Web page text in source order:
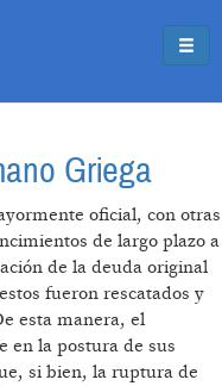
Griega
oficial, con otras
de largo plazo a
de la deuda original
fueron rescatados y
esta manera, el
en la postura de sus
si bien, la ruptura de